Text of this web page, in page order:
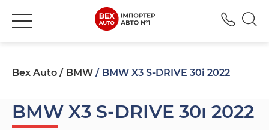
Bex Auto BMW BMW X3 S-DRIVE 30i 2022
BMW X3 S-DRIVE 30i 2022